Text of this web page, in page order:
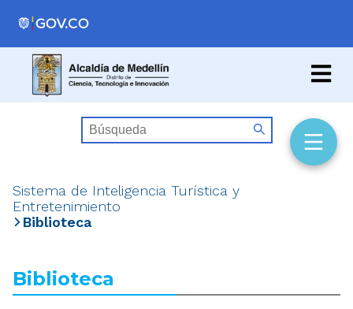
Sistema de Inteligencia Turística y
Entretenimiento
Biblioteca
Biblioteca